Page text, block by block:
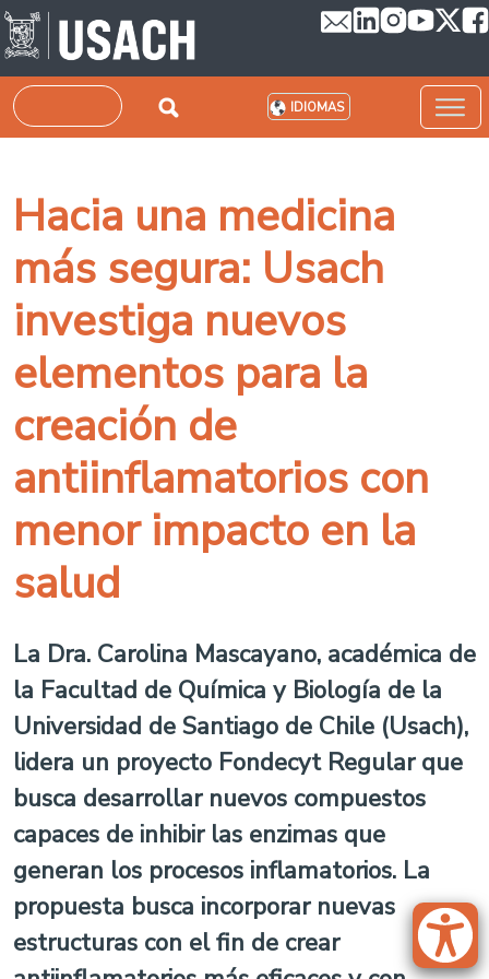
Pasar al contenido principal
Buscar IDIOMAS
Hacia una medicina
más segura: Usach
investiga nuevos
elementos para la
creación de
antiinflamatorios con
menor impacto en la
salud
La Dra. Carolina Mascayano, académica de
la Facultad de Química y Biología de la
Universidad de Santiago de Chile (Usach),
lidera un proyecto Fondecyt Regular que
busca desarrollar nuevos compuestos
capaces de inhibir las enzimas que
generan los procesos inflamatorios. La
propuesta busca incorporar nuevas
estructuras con el fin de crear